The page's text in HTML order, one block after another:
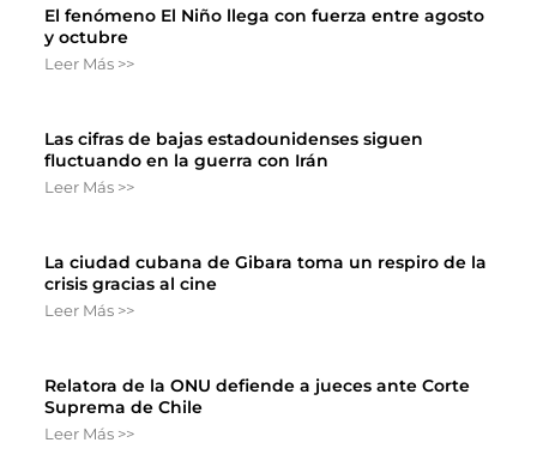
El fenómeno El Niño llega con fuerza entre agosto
y octubre
Leer Más >>
Las cifras de bajas estadounidenses siguen
fluctuando en la guerra con Irán
Leer Más >>
La ciudad cubana de Gibara toma un respiro de la
crisis gracias al cine
Leer Más >>
Relatora de la ONU defiende a jueces ante Corte
Suprema de Chile
Leer Más >>